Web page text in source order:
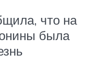
что на
была